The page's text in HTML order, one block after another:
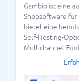
Gambio ist eine
Shopsoftware für
bietet eine
Self-Hosting-
Multichannel-